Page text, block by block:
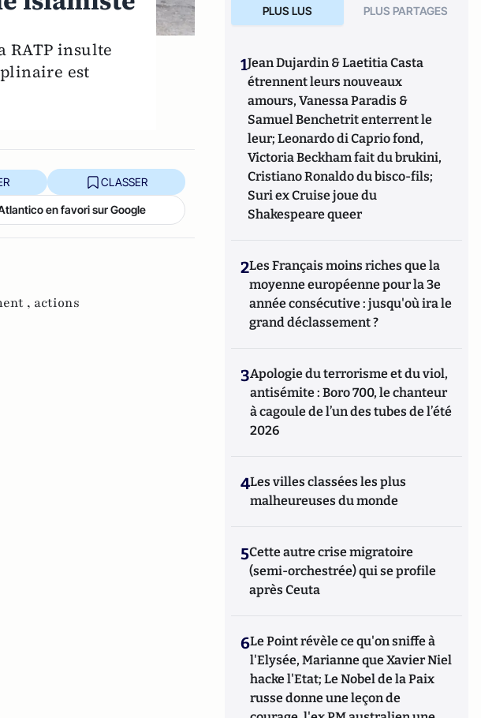
RATP insulte
est
CLASSER
en favori sur Google
, actions
PLUS LUS PLUS PARTAGES
1Jean Dujardin & Laetitia Casta
étrennent leurs nouveaux
amours, Vanessa Paradis &
Samuel Benchetrit enterrent le
leur; Leonardo di Caprio fond,
Victoria Beckham fait du brukini,
Cristiano Ronaldo du bisco-fils;
Suri ex Cruise joue du
Shakespeare queer
2Les Français moins riches que la
moyenne européenne pour la 3e
année consécutive : jusqu'où ira le
grand déclassement ?
3Apologie du terrorisme et du viol,
antisémite : Boro 700, le chanteur
à cagoule de l’un des tubes de l’été
2026
4Les villes classées les plus
malheureuses du monde
5Cette autre crise migratoire
(semi-orchestrée) qui se profile
après Ceuta
6Le Point révèle ce qu'on sniffe à
l'Elysée, Marianne que Xavier Niel
hacke l'Etat; Le Nobel de la Paix
russe donne une leçon de